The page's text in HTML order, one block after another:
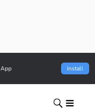
Install